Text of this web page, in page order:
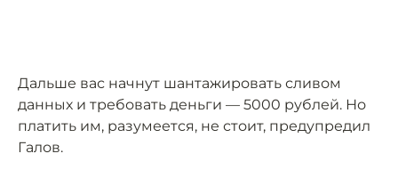
Дальше вас начнут шантажировать сливом
данных и требовать деньги — 5000 рублей. Но
платить им, разумеется, не стоит, предупредил
Галов.